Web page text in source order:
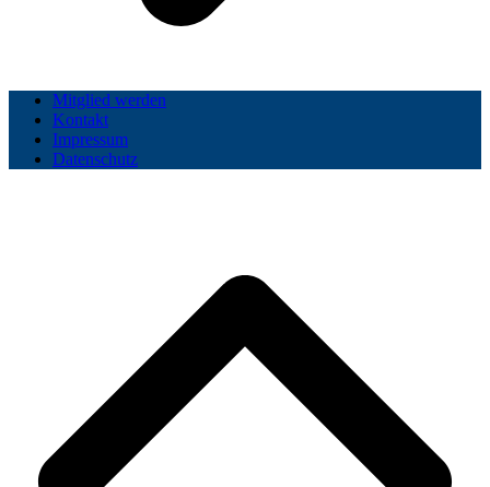
Mitglied werden
Kontakt
Impressum
Datenschutz